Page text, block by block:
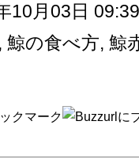
10月03日 09:39
, 鯨の食べ方, 鯨